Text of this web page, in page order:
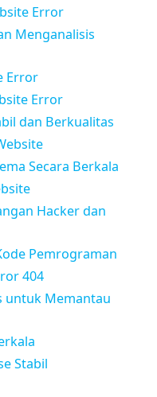
Error
Menganalisis
Error
Error
dan Berkualitas
Secara Berkala
Hacker dan
Pemrograman
404
untuk Memantau
Stabil